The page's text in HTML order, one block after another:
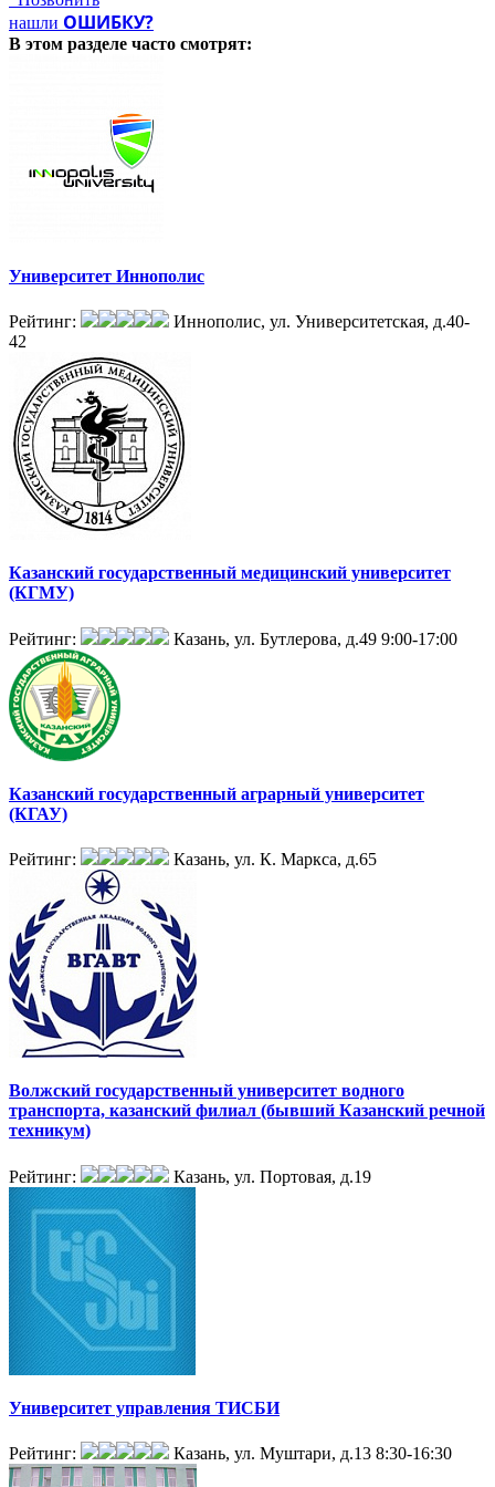
олимпиад
нашли ОШИБКУ?
В этом разделе часто смотрят:
Университет Иннополис
Рейтинг:
Иннополис, ул. Университетская, д.40-
42
Казанский государственный медицинский университет
(КГМУ)
Рейтинг: Казань, ул. Бутлерова, д.49 9:00-17:00
Казанский государственный аграрный университет
(КГАУ)
Рейтинг: Казань, ул. К. Маркса, д.65
Волжский государственный университет водного
транспорта, казанский филиал (бывший Казанский речной
техникум)
Рейтинг: Казань, ул. Портовая, д.19
Университет управления ТИСБИ
Рейтинг: Казань, ул. Муштари, д.13 8:30-16:30